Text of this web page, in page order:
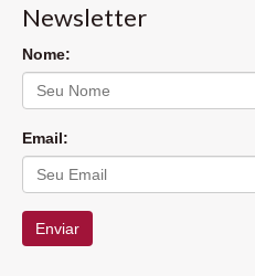
Newsletter
Nome:
Email:
Enviar